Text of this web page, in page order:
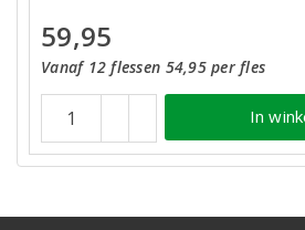
59,95
Vanaf 12 flessen 54,95 per fles
In